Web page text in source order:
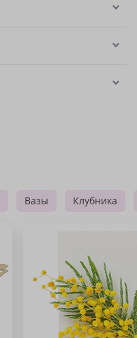
Вазы Клубника